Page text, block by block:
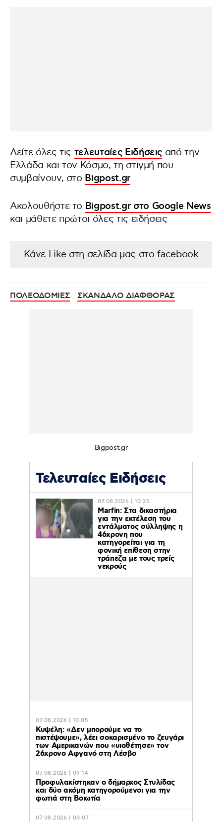
Δείτε όλες τις τελευταίες Ειδήσεις από την
Ελλάδα και τον Κόσμο, τη στιγμή που
συμβαίνουν, στο Bigpost.gr
Ακολουθήστε το Bigpost.gr στο Google News
και μάθετε πρώτοι όλες τις ειδήσεις
Κάνε Like στη σελίδα μας στο facebook
ΠΟΛΕΟΔΟΜΙΕΣ ΣΚΑΝΔΑΛΟ ΔΙΑΦΘΟΡΑΣ
Bigpost.gr
Τελευταίες Ειδήσεις
07.08.2026 | 10:25
Marfin: Στα δικαστήρια
για την εκτέλεση του
εντάλματος σύλληψης η
46χρονη που
κατηγορείται για τη
φονική επίθεση στην
τράπεζα με τους τρείς
νεκρούς
07.08.2026 | 10:05
Κυψέλη: «Δεν μπορούμε να το
πιστέψουμε», λέει σοκαρισμένο το ζευγάρι
των Αμερικανών που «υιοθέτησε» τον
26χρονο Αφγανό στη Λέσβο
07.08.2026 | 09:14
Προφυλακίστηκαν ο δήμαρχος Στυλίδας
και δύο ακόμη κατηγορούμενοι για την
φωτιά στη Βοιωτία
07.08.2026 | 00:07